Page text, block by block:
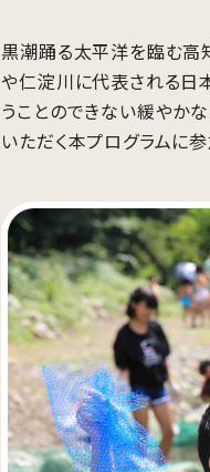
黒潮踊る太平洋を臨む高
や仁淀川に代表される日
うことのできない緩やか
いただく本プログラムに